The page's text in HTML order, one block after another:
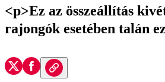
<p>Ez az összeállítás
rajongók esetében talán